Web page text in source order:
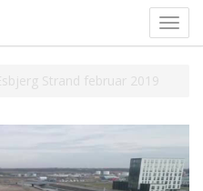
Strand februar 2019